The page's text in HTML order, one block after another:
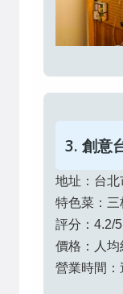
3. 創意
地址：台北
特色菜：
評分：4.2/5
價格：人
營業時間